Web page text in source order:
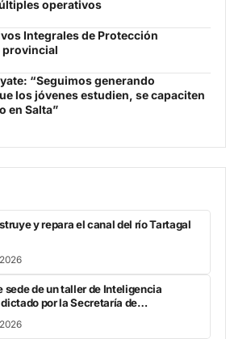
operativos
Integrales de Protección
provincial
“Seguimos generando
los jóvenes estudien, se capaciten
en Salta”
y repara el canal del río Tartagal
sede de un taller de Inteligencia
por la Secretaría de